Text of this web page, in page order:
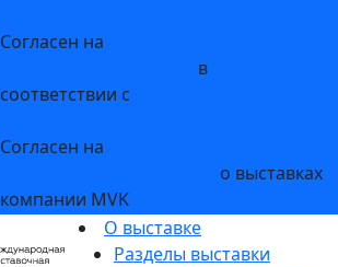
Согласен на
в
соответствии с
Согласен на
о выставках
компании MVK
О выставке
Разделы выставки